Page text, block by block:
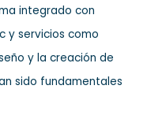
integrado con
y servicios como
y la creación de
sido fundamentales